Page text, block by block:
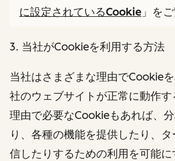
に設定されているCookie 」を
3. 当社がCookieを利用する方法
当社はさまざまな理由でCookie
社のウェブサイトが正常に動作
理由で必要なCookieもあれば、
り、各種の機能を提供したり、
信したりするための利用を可能